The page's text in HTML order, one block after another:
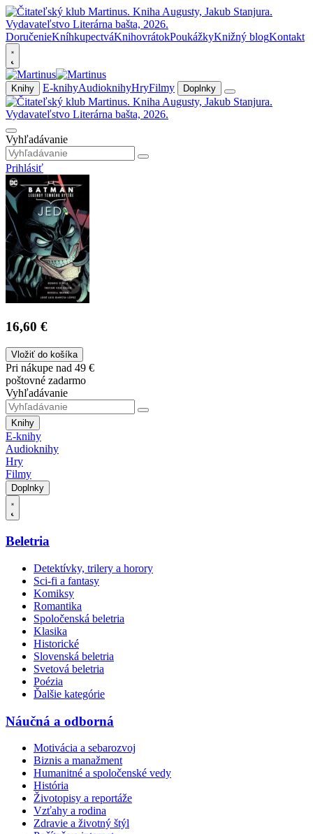
DoručenieKníhkupectváKnihovrátokPoukážkyKnižný blogKontakt
Knihy E-knihyAudioknihyHryFilmy Doplnky
Vyhľadávanie
Prihlásiť
16,60 €
Vložiť do košíka
Pri nákupe nad 49 €
poštovné zadarmo
Vyhľadávanie
Knihy
E-knihy
Audioknihy
Hry
Filmy
Doplnky
Beletria
Detektívky, trilery a horory
Sci-fi a fantasy
Komiksy
Romantika
Spoločenská beletria
Klasika
Historické
Slovenská beletria
Svetová beletria
Poézia
Ďalšie kategórie
Náučná a odborná
Motivácia a sebarozvoj
Biznis a manažment
Humanitné a spoločenské vedy
História
Životopisy a reportáže
Vzťahy a rodina
Zdravie a životný štýl